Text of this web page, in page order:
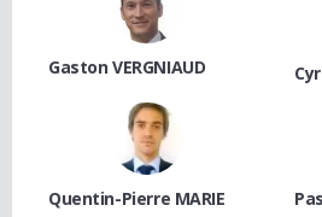
Gaston VERGNIAUD
Quentin-Pierre MARIE